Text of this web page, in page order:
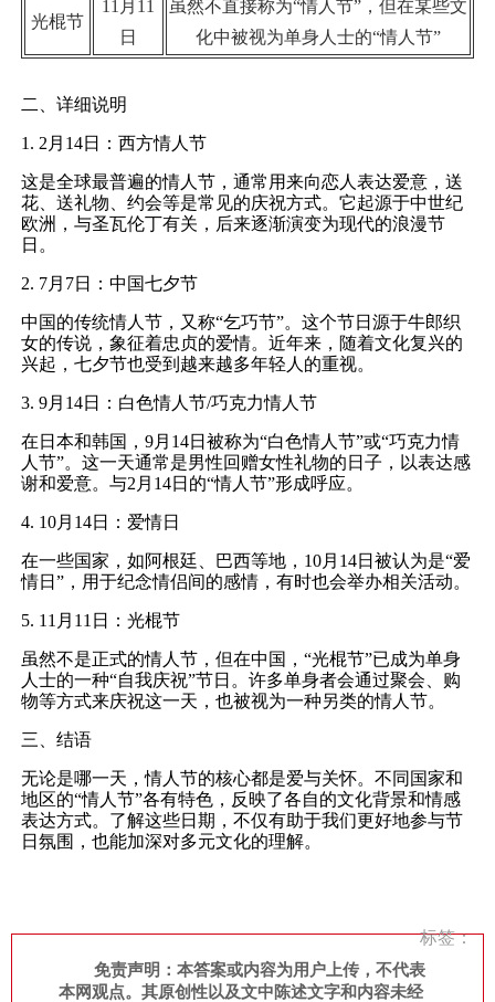
光棍节
11月11
日
虽然不直接称为“情人节”，但在某些文
化中被视为单身人士的“情人节”
二、详细说明
1. 2月14日：西方情人节
这是全球最普遍的情人节，通常用来向恋人表达爱意，送
花、送礼物、约会等是常见的庆祝方式。它起源于中世纪
欧洲，与圣瓦伦丁有关，后来逐渐演变为现代的浪漫节
日。
2. 7月7日：中国七夕节
中国的传统情人节，又称“乞巧节”。这个节日源于牛郎织
女的传说，象征着忠贞的爱情。近年来，随着文化复兴的
兴起，七夕节也受到越来越多年轻人的重视。
3. 9月14日：白色情人节/巧克力情人节
在日本和韩国，9月14日被称为“白色情人节”或“巧克力情
人节”。这一天通常是男性回赠女性礼物的日子，以表达感
谢和爱意。与2月14日的“情人节”形成呼应。
4. 10月14日：爱情日
在一些国家，如阿根廷、巴西等地，10月14日被认为是“爱
情日”，用于纪念情侣间的感情，有时也会举办相关活动。
5. 11月11日：光棍节
虽然不是正式的情人节，但在中国，“光棍节”已成为单身
人士的一种“自我庆祝”节日。许多单身者会通过聚会、购
物等方式来庆祝这一天，也被视为一种另类的情人节。
三、结语
无论是哪一天，情人节的核心都是爱与关怀。不同国家和
地区的“情人节”各有特色，反映了各自的文化背景和情感
表达方式。了解这些日期，不仅有助于我们更好地参与节
日氛围，也能加深对多元文化的理解。
标签：
免责声明：本答案或内容为用户上传，不代表
本网观点。其原创性以及文中陈述文字和内容未经